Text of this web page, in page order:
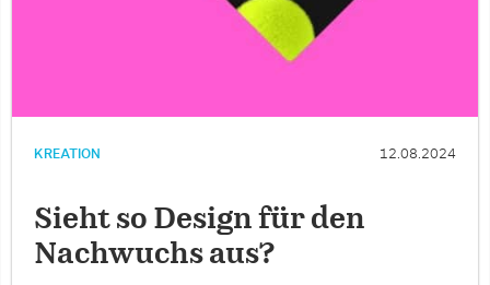
KREATION 12.08.2024
Sieht so Design für den
Nachwuchs aus?